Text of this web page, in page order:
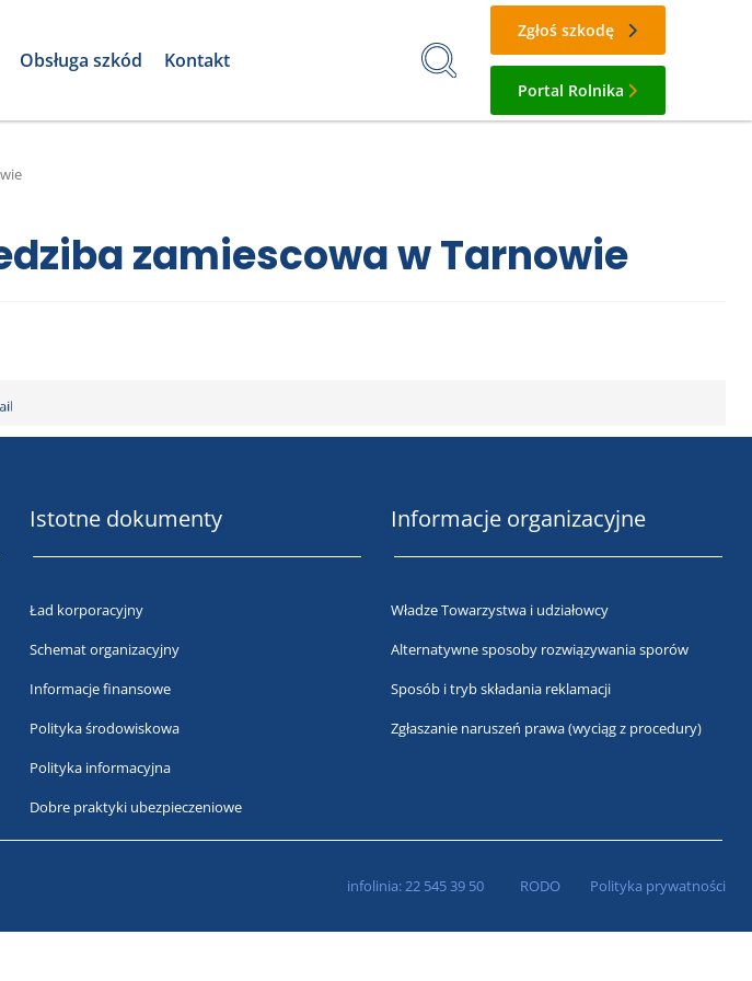
Obsługa szkód Kontakt
Zgłoś szkodę
Portal Rolnika
zamiescowa w Tarnowie
Istotne dokumenty
Ład korporacyjny
Schemat organizacyjny
Informacje finansowe
Polityka środowiskowa
Polityka informacyjna
Dobre praktyki ubezpieczeniowe
Informacje organizacyjne
Władze Towarzystwa i udziałowcy
Alternatywne sposoby rozwiązywania sporów
Sposób i tryb składania reklamacji
Zgłaszanie naruszeń prawa (wyciąg z procedury)
infolinia:22 545 39 50 RODO Polityka prywatności